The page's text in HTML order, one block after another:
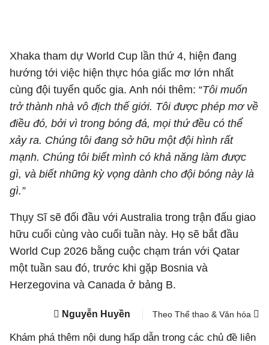
Xhaka tham dự World Cup lần thứ 4, hiện đang
hướng tới việc hiện thực hóa giấc mơ lớn nhất
cùng đội tuyển quốc gia. Anh nói thêm: “Tôi muốn
trở thành nhà vô địch thế giới. Tôi được phép mơ về
điều đó, bởi vì trong bóng đá, mọi thứ đều có thể
xảy ra. Chúng tôi đang sở hữu một đội hình rất
mạnh. Chúng tôi biết mình có khả năng làm được
gì, và biết những kỳ vọng dành cho đội bóng này là
gì.”
Thụy Sĩ sẽ đối đầu với Australia trong trận đấu giao
hữu cuối cùng vào cuối tuần này. Họ sẽ bắt đầu
World Cup 2026 bằng cuộc chạm trán với Qatar
một tuần sau đó, trước khi gặp Bosnia và
Herzegovina và Canada ở bảng B.
Nguyễn Huyền Theo Thể thao & Văn hóa
Khám phá thêm nội dung hấp dẫn trong các chủ đề liên